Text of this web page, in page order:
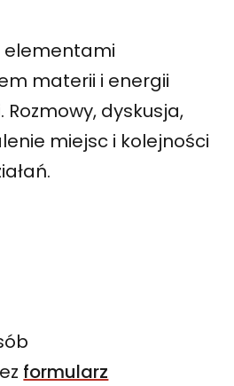
elementami
materii i energii
dyskusja,
miejsc i kolejności
formularz